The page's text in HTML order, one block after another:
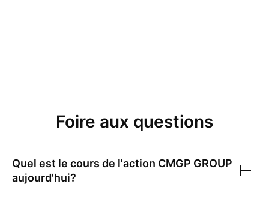
Foire aux questions
Quel est le cours de l'action CMGP GROUP
aujourd'hui?